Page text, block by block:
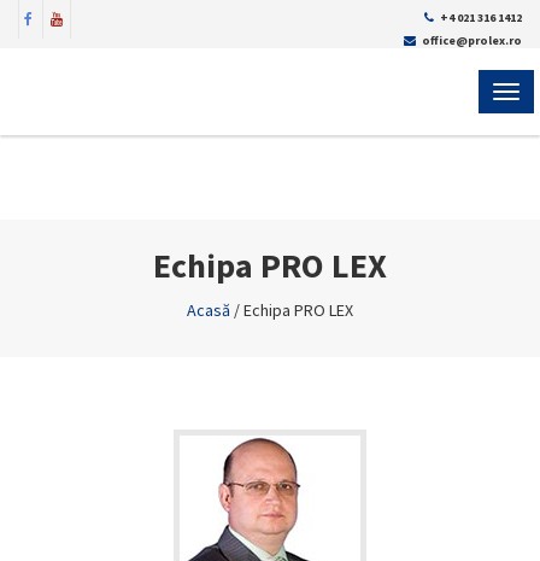
+4 021 316 1412
office@prolex.ro
Echipa PRO LEX
Acasă /Echipa PRO LEX